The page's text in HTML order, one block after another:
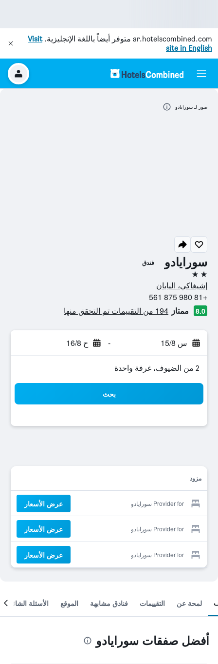
ar.hotelscombined.com متوفر أيضاً باللغة الإنجليزية.Visit
site in English
سورايادو فندق
2 نجمتين
إشيغاكي، اليابان
+81 980 875 561
8.0 ممتاز 194 من التقييمات تم التحقق منها
س 15/8 - ح 16/8
2 من الضيوف، غرفة واحدة
بحث
مزود
Provider for سورايادو عرض الأسعار
Provider for سورايادو عرض الأسعار
Provider for سورايادو عرض الأسعار
صور لـ سورايادو
لمحة عن التقييمات فنادق مشابهة الموقع الأسئلة الشائعة
أفضل صفقات سورايادو